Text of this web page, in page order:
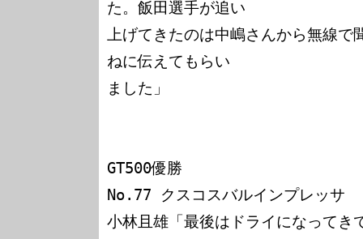
た。飯田選手が追い
上げてきたのは中嶋さんから無線
ねに伝えてもらい
ました」
GT500優勝
No.77 クスコスバルインプレッサ
小林且雄「最後はドライになってき